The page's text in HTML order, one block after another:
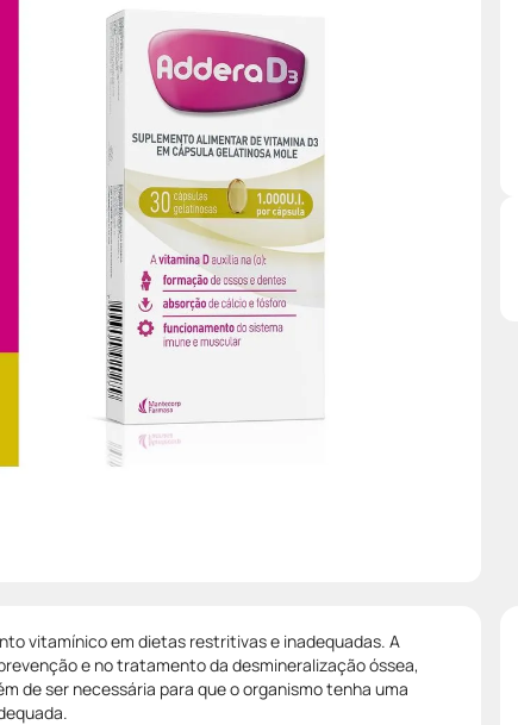
vitamínico em dietas restritivas e inadequadas. A
e no tratamento da desmineralização óssea,
de ser necessária para que o organismo tenha uma